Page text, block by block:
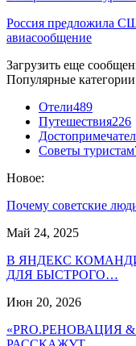
Россия предложила
авиасообщение
Загрузить еще
Популярные категории
Отели489
Путешествия226
Советы туристам
Новое:
Почему советские
Май 24, 2025
В ЯНДЕКС
ДЛЯ БЫСТРОГО…
Июн 20, 2026
«PRO.РЕНОВАЦИЯ